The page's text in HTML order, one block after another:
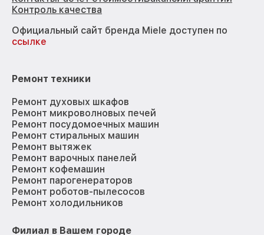
Контроль качества
Официальный сайт бренда Miele доступен по
ссылке
Ремонт техники
Ремонт духовых шкафов
Ремонт микроволновых печей
Ремонт посудомоечных машин
Ремонт стиральных машин
Ремонт вытяжек
Ремонт варочных панелей
Ремонт кофемашин
Ремонт парогенераторов
Ремонт роботов-пылесосов
Ремонт холодильников
Филиал в Вашем городе